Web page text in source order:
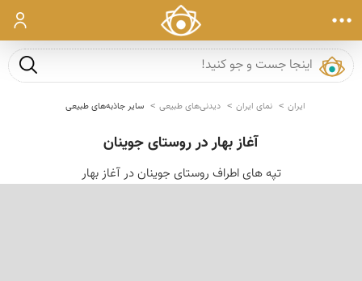
ورود
جست و
ایران نمای ایران دیدنی‌های طبیعی سایر جاذبه‌های طبیعی
آغاز بهار در روستای جوینان
تپه های اطراف روستای جوینان در آغاز بهار